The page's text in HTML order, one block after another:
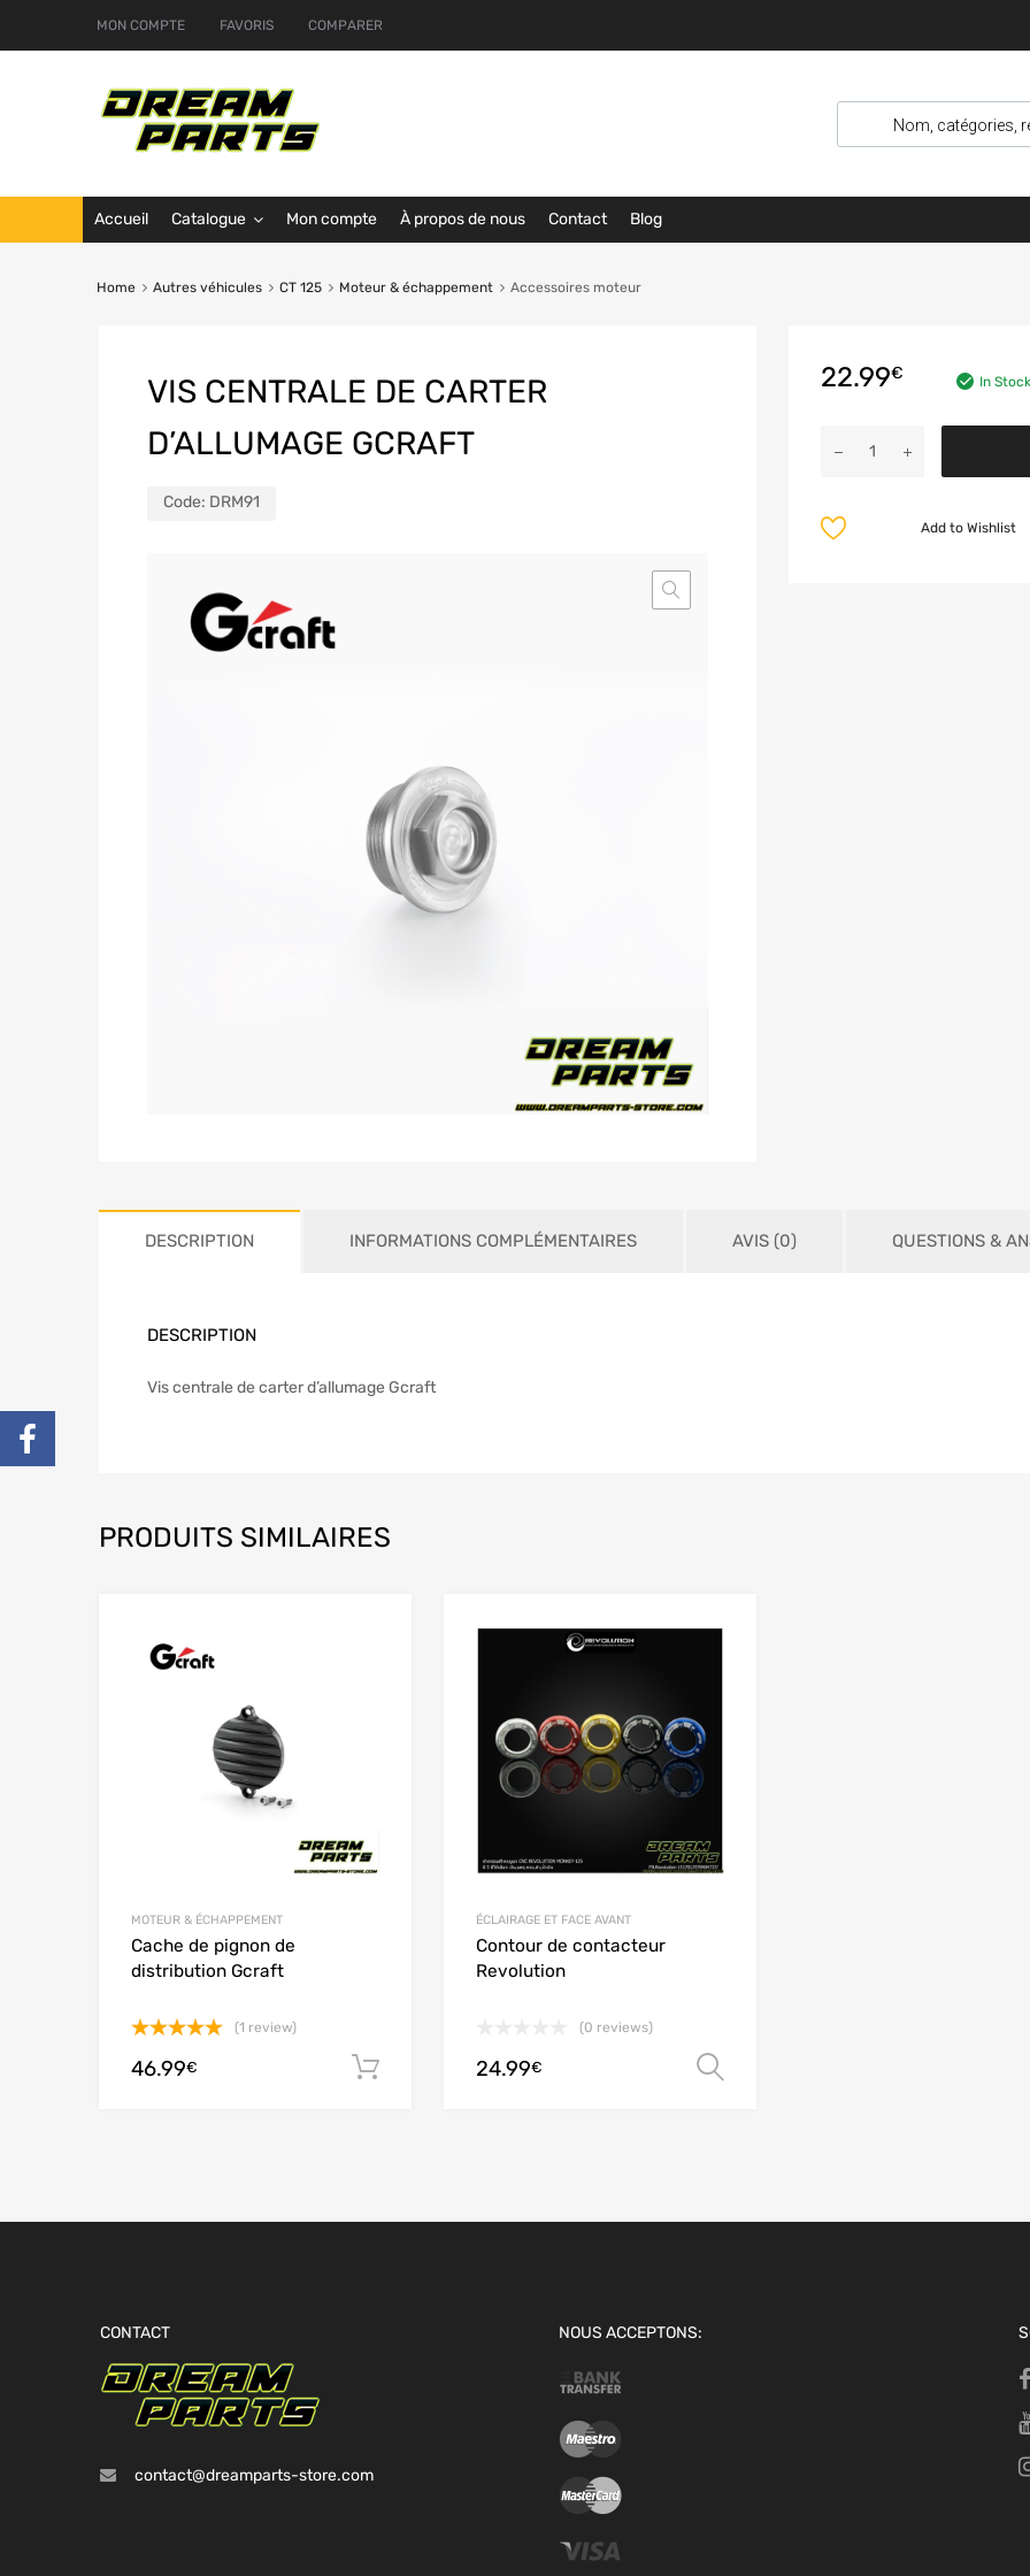
MON COMPTE FAVORIS COMPARER
Accueil Catalogue Mon compte À propos de nous Contact Blog
Home Autres véhicules CT 125 Moteur & échappement Accessoires moteur
VIS CENTRALE DE CARTER
D’ALLUMAGE GCRAFT
Code: DRM91
22.99€ In Stock
Add to Wishlist
DESCRIPTION INFORMATIONS COMPLÉMENTAIRES AVIS (0) QUESTIONS &
DESCRIPTION
Vis centrale de carter d’allumage Gcraft
PRODUITS SIMILAIRES
MOTEUR & ÉCHAPPEMENT
Cache de pignon de
distribution Gcraft
sur 5
(1 review)
46.99€ Ajouter au panier
ÉCLAIRAGE ET FACE AVANT
Contour de contacteur
Revolution
(0 reviews)
24.99€
CONTACT
contact@dreamparts-store.com
NOUS ACCEPTONS: